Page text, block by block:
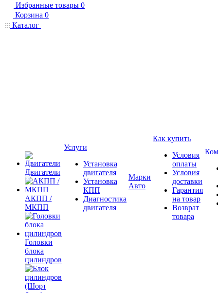
Избранные товары 0
Корзина 0
Каталог
Двигатели
АКПП /
МКПП
Головки
блока
цилиндров
Услуги
Установка
двигателя
Установка
КПП
Диагностика
двигателя
Марки
Авто
Как купить
Условия
оплаты
Условия
доставки
Гарантия
на товар
Возврат
товара